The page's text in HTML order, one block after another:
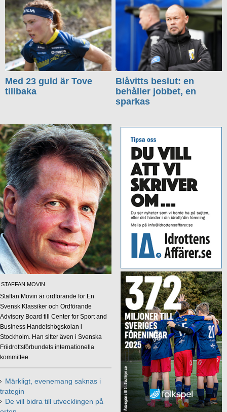
Med 23 guld är Tove
tillbaka
Blåvitts beslut: en
behåller jobbet, en
sparkas
STAFFAN MOVIN
Staffan Movin är ordförande för En
Svensk Klassiker och Ordförande
Advisory Board till Center for Sport and
Business Handelshögskolan i
Stockholm. Han sitter även i Svenska
Friidrottsförbundets internationella
kommittee.
Märkligt, evenemang saknas i
trategin
De vill bidra till utvecklingen på